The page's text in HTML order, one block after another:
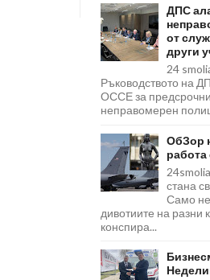
ДПС
от
други
24
Ръководството на
ОССЕ за
неправомерен
ОбЗор
работа
стана
Само
дивотиите на
конспира...